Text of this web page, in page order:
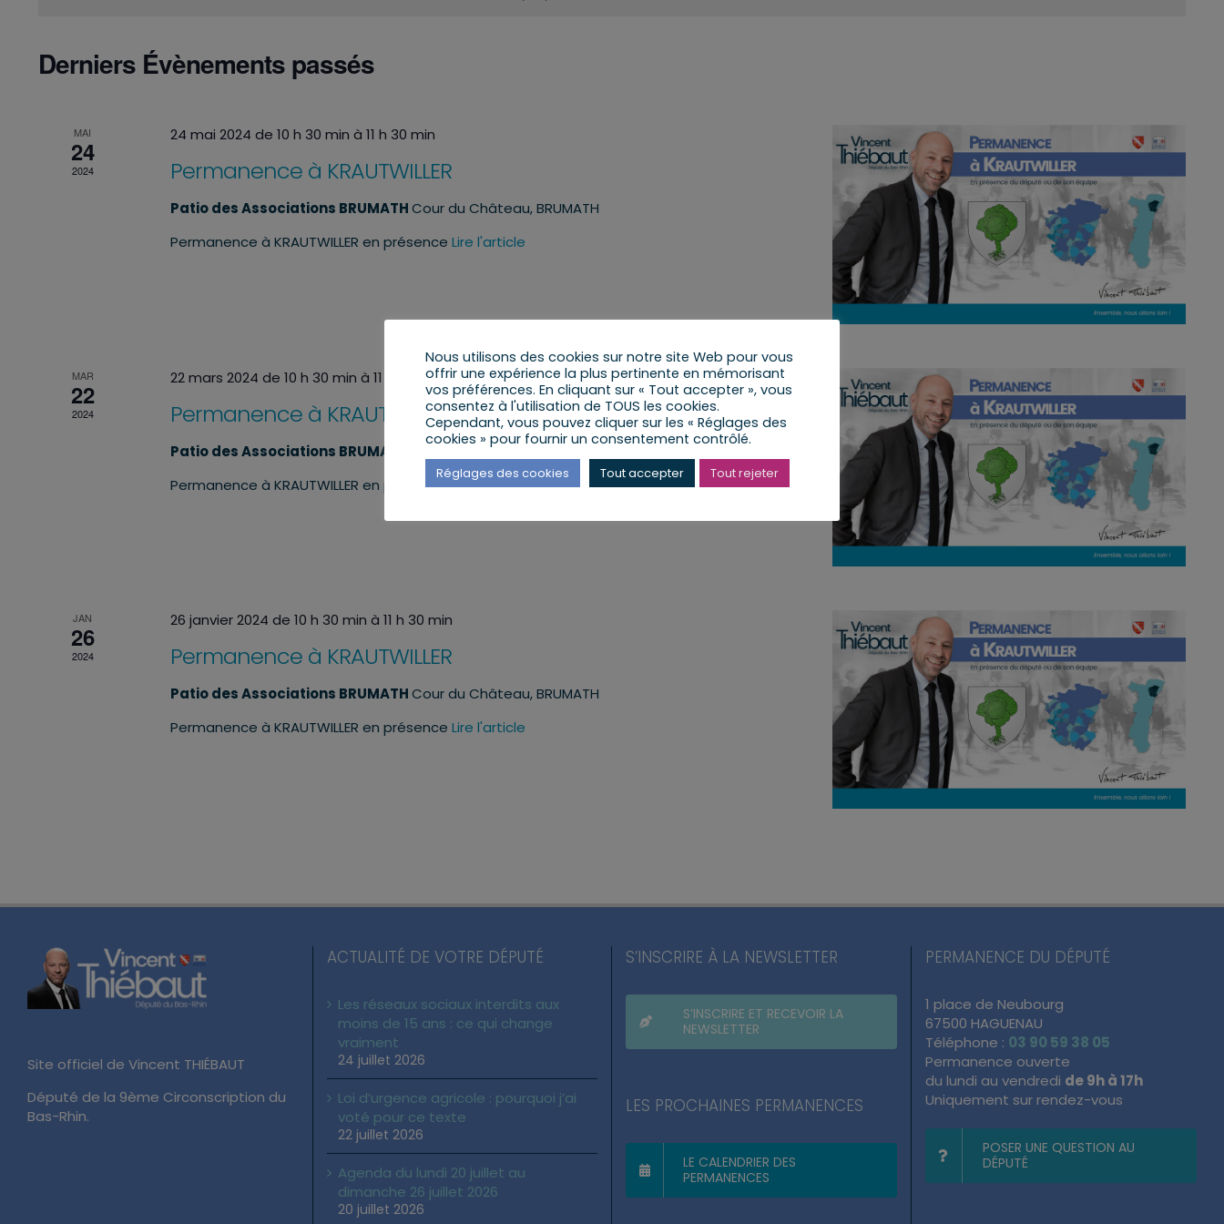
Derniers Évènements passés
MAI
24
2024
24 mai 2024 de 10 h 30 min à11 h 30 min
Permanence à KRAUTWILLER
Patio des Associations BRUMATHCour du Château, BRUMATH
Permanence à KRAUTWILLER en présenceLire l'article
MAR
22
2024
22 mars 2024 de 10 h 30 min à11 h 30 min
Permanence à KRAUTWILLER
Patio des Associations BRUMATH
Cour du Château, BRUMATH
Permanence à KRAUTWILLER en présenceLire l'article
JAN
26
2024
26 janvier 2024 de 10 h 30 min à11 h 30 min
Permanence à KRAUTWILLER
Patio des Associations BRUMATHCour du Château, BRUMATH
Permanence à KRAUTWILLER en présenceLire l'article
Site officiel de Vincent THIÉBAUT
Député de la 9ème Circonscription du
Bas-Rhin.
ACTUALITÉ DE VOTRE DÉPUTÉ
Les réseaux sociaux interdits aux
moins de 15 ans : ce qui change
vraiment
24 juillet 2026
Loi d’urgence agricole : pourquoi j’ai
voté pour ce texte
22 juillet 2026
Agenda du lundi 20 juillet au
dimanche 26 juillet 2026
20 juillet 2026
S’INSCRIRE À LA NEWSLETTER
S’INSCRIRE ET RECEVOIR LA
NEWSLETTER
LES PROCHAINES PERMANENCES
LE CALENDRIER DES
PERMANENCES
PERMANENCE DU DÉPUTÉ
1 place de Neubourg
67500 HAGUENAU
Téléphone : 03 90 59 38 05
Permanence ouverte
du lundi au vendredi de 9h à 17h
Uniquement sur rendez-vous
POSER UNE QUESTION AU
DÉPUTÉ
Nous utilisons des cookies sur notre site Web pour vous
offrir une expérience la plus pertinente en mémorisant
vos préférences. En cliquant sur « Tout accepter », vous
consentez à l'utilisation de TOUS les cookies.
Cependant, vous pouvez cliquer sur les « Réglages des
cookies » pour fournir un consentement contrôlé.
Réglages des cookies Tout accepter Tout rejeter